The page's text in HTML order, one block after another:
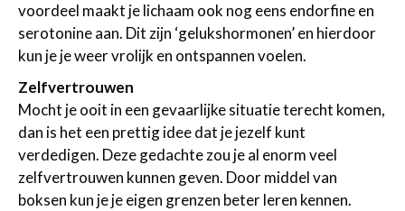
voordeel maakt je lichaam ook nog eens endorfine en
serotonine aan. Dit zijn ‘gelukshormonen’ en hierdoor
kun je je weer vrolijk en ontspannen voelen.
Zelfvertrouwen
Mocht je ooit in een gevaarlijke situatie terecht komen,
dan is het een prettig idee dat je jezelf kunt
verdedigen. Deze gedachte zou je al enorm veel
zelfvertrouwen kunnen geven. Door middel van
boksen kun je je eigen grenzen beter leren kennen.